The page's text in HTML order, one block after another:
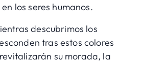
los seres humanos.
descubrimos los
tras estos colores
su morada, la